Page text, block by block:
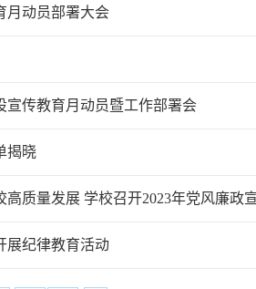
月动员部署大会
宣传教育月动员暨工作部署会
揭晓
展纪律教育活动